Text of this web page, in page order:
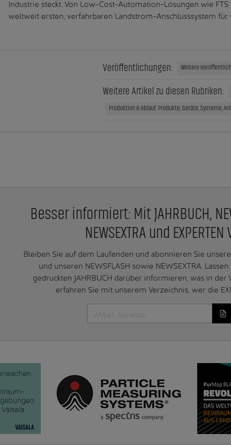
Industrie steckt. Von Low-Cost-Automation-Lösungen wie
weltweit ersten, verfahrbaren Landstrom-Anschlusssystem für
Veröffentlichungen: Weitere
Weitere Artikel zu diesen Rubriken:
Produktion & Ablauf: Produkte, Geräte, Systeme,
Besser informiert: Mit JAHRBUCH,
NEWSEXTRA und EXPERTEN
Bleiben Sie auf dem Laufenden und abonnieren Sie
und unseren NEWSFLASH sowie NEWSEXTRA.
gedruckten JAHRBUCH darüber informieren, was in
erfahren Sie mit unserem Verzeichnis, wer die